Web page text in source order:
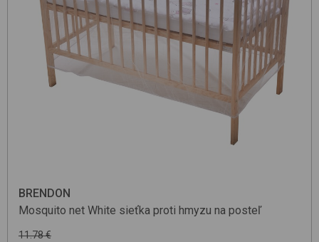
BRENDON
Mosquito net White sieťka proti hmyzu na posteľ
11.78 €